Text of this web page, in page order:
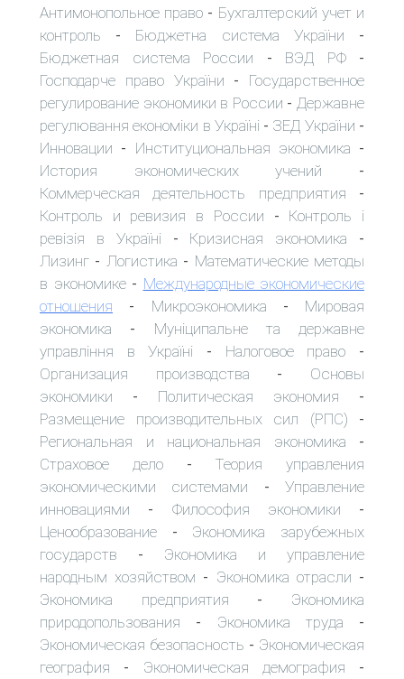
Антимонопольное право - Бухгалтерский учет и
контроль - Бюджетна система України -
Бюджетная система России - ВЭД РФ-
Господарче право України - Государственное
регулирование экономики в России - Державне
регулювання економіки в Україні - ЗЕД України -
Инновации - Институциональная экономика -
История экономических учений -
Коммерческая деятельность предприятия -
Контроль и ревизия в России - Контроль і
ревізія в Україні - Кризисная экономика -
Лизинг - Логистика - Математические методы
в экономике - Международные экономические
отношения - Микроэкономика - Мировая
экономика - Муніципальне та державне
управління в Україні - Налоговое право -
Организация производства - Основы
экономики - Политическая экономия -
Размещение производительных сил (РПС) -
Региональная и национальная экономика -
Страховое дело- Теория управления
экономическими системами -Управление
инновациями - Философия экономики -
Ценообразование - Экономика зарубежных
государств - Экономика и управление
народным хозяйством - Экономика отрасли -
Экономика предприятия - Экономика
природопользования - Экономика труда -
Экономическая безопасность - Экономическая
география - Экономическая демография -